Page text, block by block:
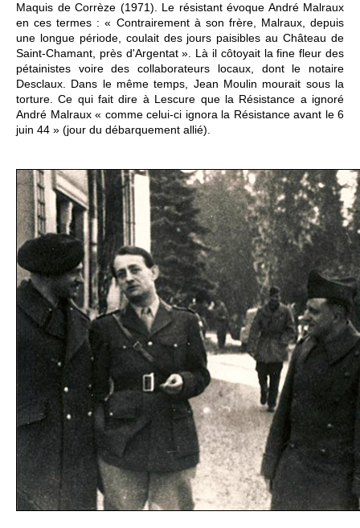
Maquis de Corrèze (1971). Le résistant évoque André Malraux
en ces termes : « Contrairement à son frère, Malraux, depuis
une longue période, coulait des jours paisibles au Château de
Saint-Chamant, près d'Argentat ». Là il côtoyait la fine fleur des
pétainistes voire des collaborateurs locaux, dont le notaire
Desclaux. Dans le même temps, Jean Moulin mourait sous la
torture. Ce qui fait dire à Lescure que la Résistance a ignoré
André Malraux « comme celui-ci ignora la Résistance avant le 6
juin 44 » (jour du débarquement allié).